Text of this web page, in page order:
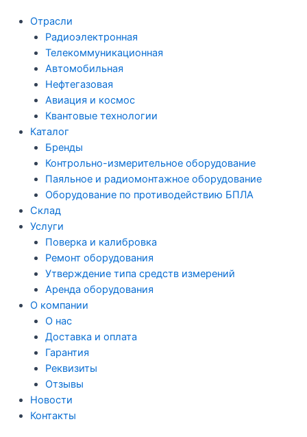
Отрасли
Радиоэлектронная
Телекоммуникационная
Автомобильная
Нефтегазовая
Авиация и космос
Квантовые технологии
Каталог
Бренды
Контрольно-измерительное оборудование
Паяльное и радиомонтажное оборудование
Оборудование по противодействию БПЛА
Склад
Услуги
Поверка и калибровка
Ремонт оборудования
Утверждение типа средств измерений
Аренда оборудования
О компании
О нас
Доставка и оплата
Гарантия
Реквизиты
Отзывы
Новости
Контакты